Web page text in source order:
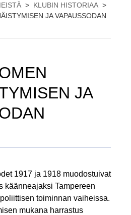
> KLUBIN HISTORIAA >
JA VAPAUSSODAN
JA
1917 ja 1918 muodostuivat
käänneajaksi Tampereen
toiminnan vaiheissa.
mukana harrastus